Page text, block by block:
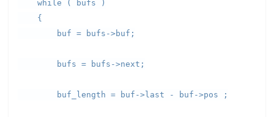
while ( bufs )
{
buf = bufs->buf;
bufs = bufs->next;
buf_length = buf->last - buf->pos ;